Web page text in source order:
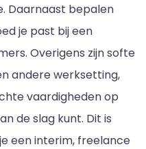
Daarnaast bepalen
je past bij een
Overigens zijn softe
andere werksetting,
vaardigheden op
de slag kunt. Dit is
een interim, freelance